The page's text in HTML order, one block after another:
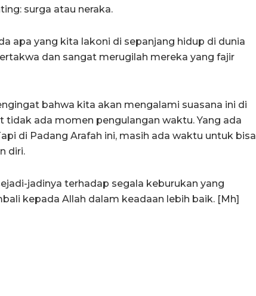
surga atau neraka.
apa yang kita lakoni di sepanjang hidup di dunia
dan sangat merugilah mereka yang fajir
bahwa kita akan mengalami suasana ini di
tidak ada momen pengulangan waktu. Yang ada
di Padang Arafah ini, masih ada waktu untuk bisa
diri.
jadinya terhadap segala keburukan yang
kepada Allah dalam keadaan lebih baik. [Mh]